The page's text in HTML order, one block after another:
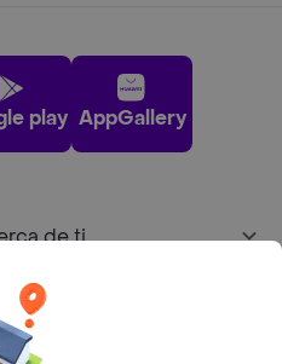
play AppGallery
de ti